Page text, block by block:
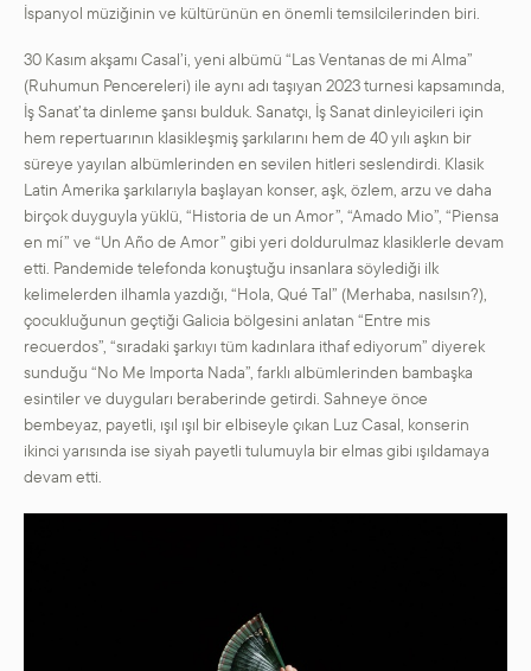
İspanyol müziğinin ve kültürünün en önemli temsilcilerinden biri.
30 Kasım akşamı Casal’i, yeni albümü “Las Ventanas de mi Alma”
(Ruhumun Pencereleri) ile aynı adı taşıyan 2023 turnesi kapsamında,
İş Sanat’ta dinleme şansı bulduk. Sanatçı, İş Sanat dinleyicileri için
hem repertuarının klasikleşmiş şarkılarını hem de 40 yılı aşkın bir
süreye yayılan albümlerinden en sevilen hitleri seslendirdi. Klasik
Latin Amerika şarkılarıyla başlayan konser, aşk, özlem, arzu ve daha
birçok duyguyla yüklü, “Historia de un Amor”, “Amado Mio”, “Piensa
en mí” ve “Un Año de Amor” gibi yeri doldurulmaz klasiklerle devam
etti. Pandemide telefonda konuştuğu insanlara söylediği ilk
kelimelerden ilhamla yazdığı, “Hola, Qué Tal” (Merhaba, nasılsın?),
çocukluğunun geçtiği Galicia bölgesini anlatan “Entre mis
recuerdos”, “sıradaki şarkıyı tüm kadınlara ithaf ediyorum” diyerek
sunduğu “No Me Importa Nada”, farklı albümlerinden bambaşka
esintiler ve duyguları beraberinde getirdi. Sahneye önce
bembeyaz, payetli, ışıl ışıl bir elbiseyle çıkan Luz Casal, konserin
ikinci yarısında ise siyah payetli tulumuyla bir elmas gibi ışıldamaya
devam etti.